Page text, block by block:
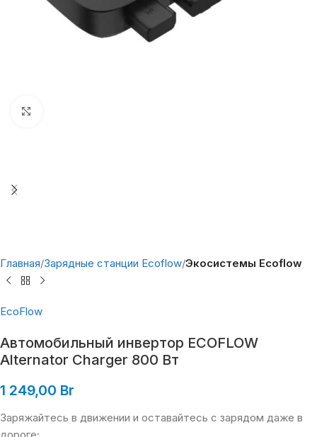
Главная Зарядные станции Ecoflow Экосистемы Ecoflow
EcoFlow
Автомобильный инвертор ECOFLOW
Alternator Charger 800 Вт
1 249,00 Br
Заряжайтесь в движении и оставайтесь с зарядом даже в